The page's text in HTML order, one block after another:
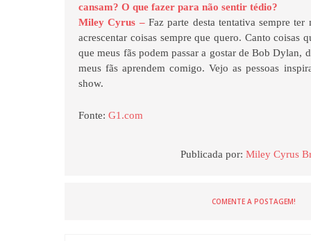
cansam? O que fazer para não sentir tédio?
Miley Cyrus – Faz parte desta tentativa sempre ter
acrescentar coisas sempre que quero. Canto coisas
que meus fãs podem passar a gostar de Bob Dylan,
meus fãs aprendem comigo. Vejo as pessoas
show.
Fonte:G1.com
Publicada por:Miley Cyrus
COMENTE A POSTAGEM!